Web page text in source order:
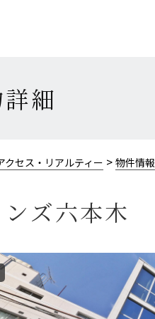
細
クセス・リアルティー > 物件情報
ンズ六本木